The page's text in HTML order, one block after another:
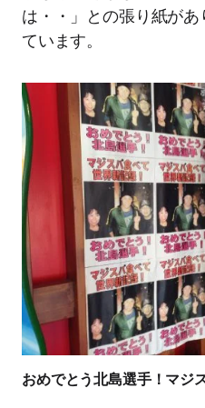
は・・」との張り紙が
ています。
おめでとう北島選手！マジ